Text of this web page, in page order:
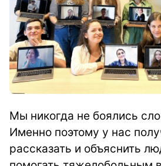
Мы никогда не боялись
Именно поэтому у нас
рассказать и объяснить